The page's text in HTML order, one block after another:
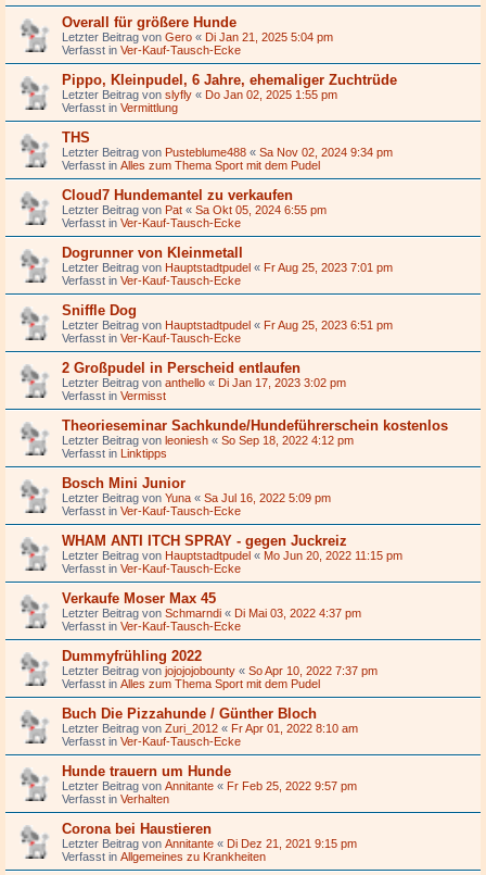
Overall für größere Hunde
Letzter Beitrag von Gero « Di Jan 21, 2025 5:04 pm
Verfasst in Ver-Kauf-Tausch-Ecke
Pippo, Kleinpudel, 6 Jahre, ehemaliger Zuchtrüde
Letzter Beitrag von slyfly « Do Jan 02, 2025 1:55 pm
Verfasst in Vermittlung
THS
Letzter Beitrag von Pusteblume488 « Sa Nov 02, 2024 9:34 pm
Verfasst in Alles zum Thema Sport mit dem Pudel
Cloud7 Hundemantel zu verkaufen
Letzter Beitrag von Pat « Sa Okt 05, 2024 6:55 pm
Verfasst in Ver-Kauf-Tausch-Ecke
Dogrunner von Kleinmetall
Letzter Beitrag von Hauptstadtpudel « Fr Aug 25, 2023 7:01 pm
Verfasst in Ver-Kauf-Tausch-Ecke
Sniffle Dog
Letzter Beitrag von Hauptstadtpudel « Fr Aug 25, 2023 6:51 pm
Verfasst in Ver-Kauf-Tausch-Ecke
2 Großpudel in Perscheid entlaufen
Letzter Beitrag von anthello « Di Jan 17, 2023 3:02 pm
Verfasst in Vermisst
Theorieseminar Sachkunde/Hundeführerschein kostenlos
Letzter Beitrag von leoniesh « So Sep 18, 2022 4:12 pm
Verfasst in Linktipps
Bosch Mini Junior
Letzter Beitrag von Yuna « Sa Jul 16, 2022 5:09 pm
Verfasst in Ver-Kauf-Tausch-Ecke
WHAM ANTI ITCH SPRAY - gegen Juckreiz
Letzter Beitrag von Hauptstadtpudel « Mo Jun 20, 2022 11:15 pm
Verfasst in Ver-Kauf-Tausch-Ecke
Verkaufe Moser Max 45
Letzter Beitrag von Schmarndi « Di Mai 03, 2022 4:37 pm
Verfasst in Ver-Kauf-Tausch-Ecke
Dummyfrühling 2022
Letzter Beitrag von jojojojobounty « So Apr 10, 2022 7:37 pm
Verfasst in Alles zum Thema Sport mit dem Pudel
Buch Die Pizzahunde / Günther Bloch
Letzter Beitrag von Zuri_2012 « Fr Apr 01, 2022 8:10 am
Verfasst in Ver-Kauf-Tausch-Ecke
Hunde trauern um Hunde
Letzter Beitrag von Annitante « Fr Feb 25, 2022 9:57 pm
Verfasst in Verhalten
Corona bei Haustieren
Letzter Beitrag von Annitante « Di Dez 21, 2021 9:15 pm
Verfasst in Allgemeines zu Krankheiten